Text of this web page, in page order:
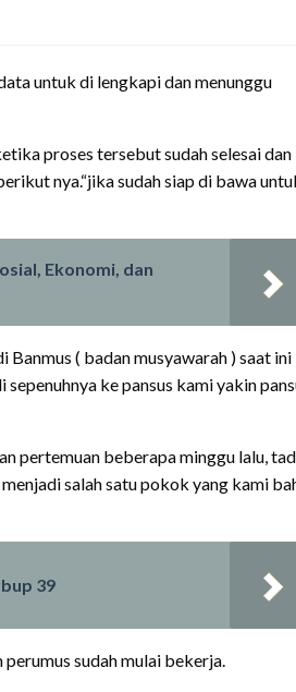
untuk di lengkapi dan menunggu
proses tersebut sudah selesai dan
nya.“jika sudah siap di bawa
Ekonomi, dan
Banmus ( badan musyawarah ) saat ini
ke pansus kami yakin
pertemuan beberapa minggu lalu,
salah satu pokok yang kami
39
sudah mulai bekerja.